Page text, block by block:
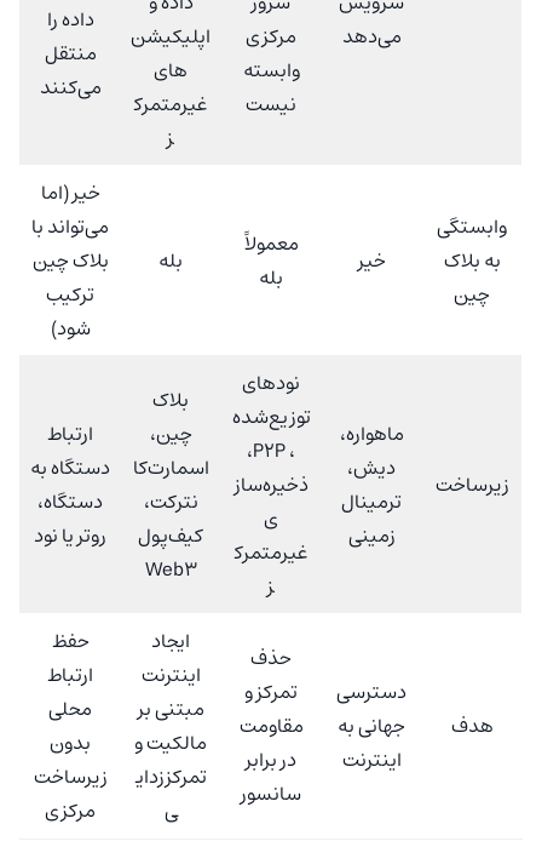
می‌دهد
مرکزی
وابسته
نیست
اپلیکیشن‌
های
غیرمتمرک
ز
داده را
منتقل
می‌کنند
وابستگی
به بلاک
چین
خیر
معمولاً
بله
بله
خیر (اما
می‌تواند با
بلاک چین
ترکیب
شود)
زیرساخت
ماهواره،
دیش،
ترمینال
زمینی
نودهای
توزیع‌شده
، P2P،
ذخیره‌ساز
ی
غیرمتمرک
ز
بلاک
چین،
اسمارت‌کا
نترکت،
کیف‌پول
Web3
ارتباط
دستگاه به
دستگاه،
روتر یا نود
هدف
دسترسی
جهانی به
اینترنت
حذف
تمرکز و
مقاومت
در برابر
سانسور
ایجاد
اینترنت
مبتنی بر
مالکیت و
تمرکززدای
ی
حفظ
ارتباط
محلی
بدون
زیرساخت
مرکزی